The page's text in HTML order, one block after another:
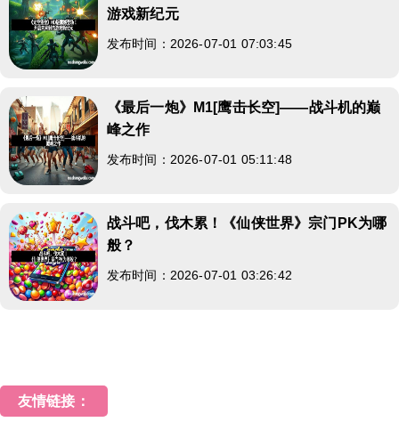
游戏新纪元
发布时间：2026-07-01 07:03:45
《最后一炮》M1[鹰击长空]——战斗机的巅
峰之作
发布时间：2026-07-01 05:11:48
战斗吧，伐木累！《仙侠世界》宗门PK为哪
般？
发布时间：2026-07-01 03:26:42
友情链接：